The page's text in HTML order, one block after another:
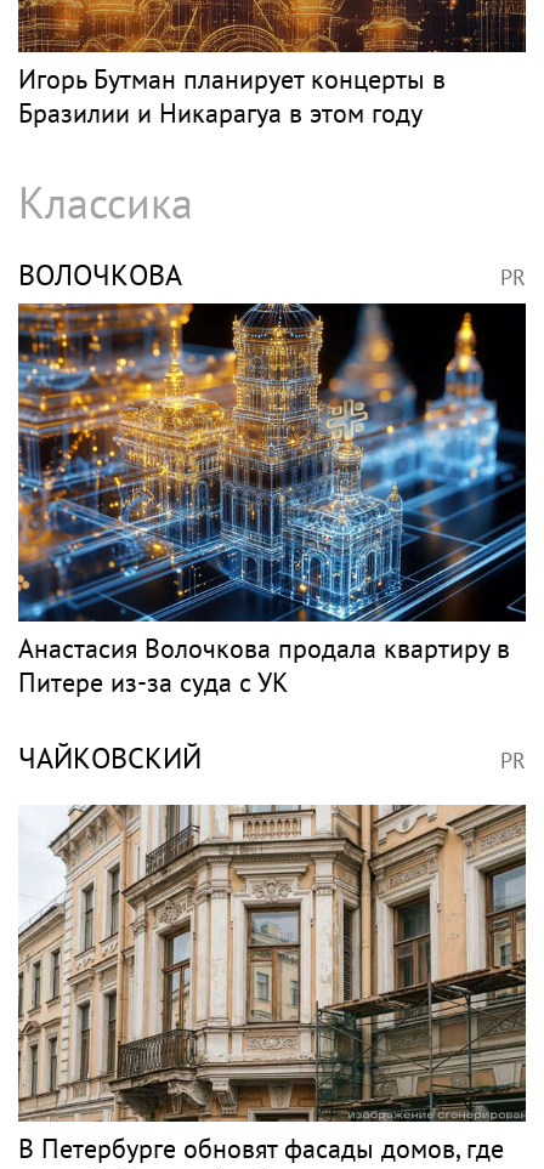
Игорь Бутман планирует концерты в
Бразилии и Никарагуа в этом году
Классика
ВОЛОЧКОВА PR
Анастасия Волочкова продала квартиру в
Питере из-за суда с УК
ЧАЙКОВСКИЙ PR
В Петербурге обновят фасады домов, где